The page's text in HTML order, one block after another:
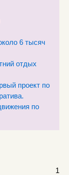
6 тысяч
отдых
проект по
по
1